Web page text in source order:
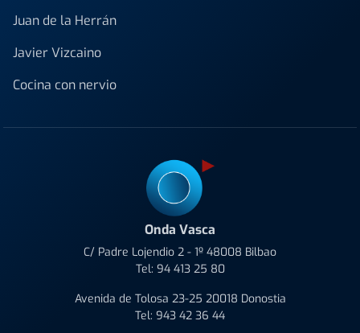
Juan de la Herrán
Javier Vizcaino
Cocina con nervio
Onda Vasca
C/ Padre Lojendio 2 - 1º 48008 Bilbao
Tel: 94 413 25 80
Avenida de Tolosa 23-25 20018 Donostia
Tel: 943 42 36 44